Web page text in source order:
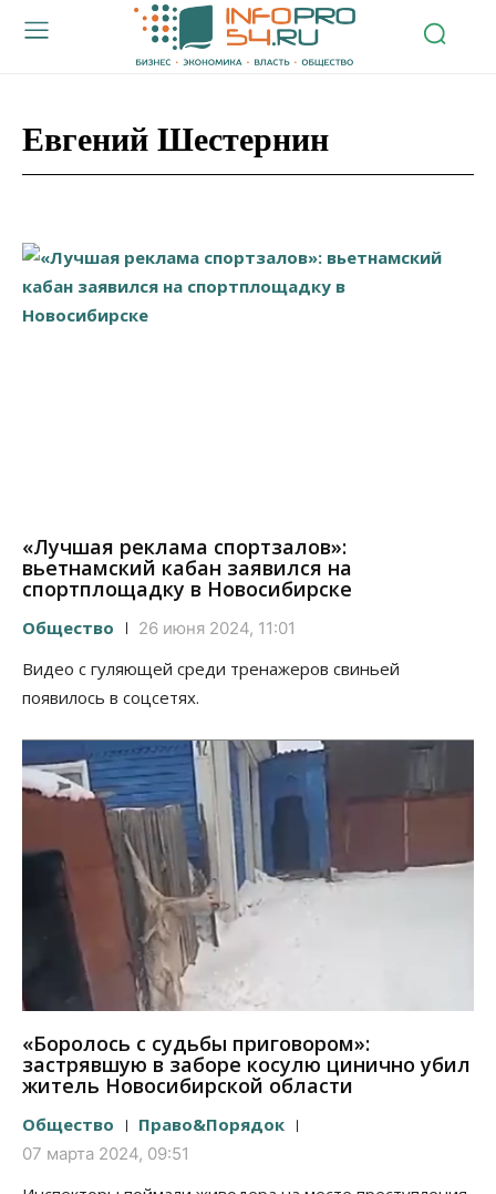
Евгений Шестернин
«Лучшая реклама спортзалов»:
вьетнамский кабан заявился на
спортплощадку в Новосибирске
Общество 26 июня 2024, 11:01
Видео с гуляющей среди тренажеров свиньей
появилось в соцсетях.
«Боролось с судьбы приговором»:
застрявшую в заборе косулю цинично убил
житель Новосибирской области
Общество Право&Порядок
07 марта 2024, 09:51